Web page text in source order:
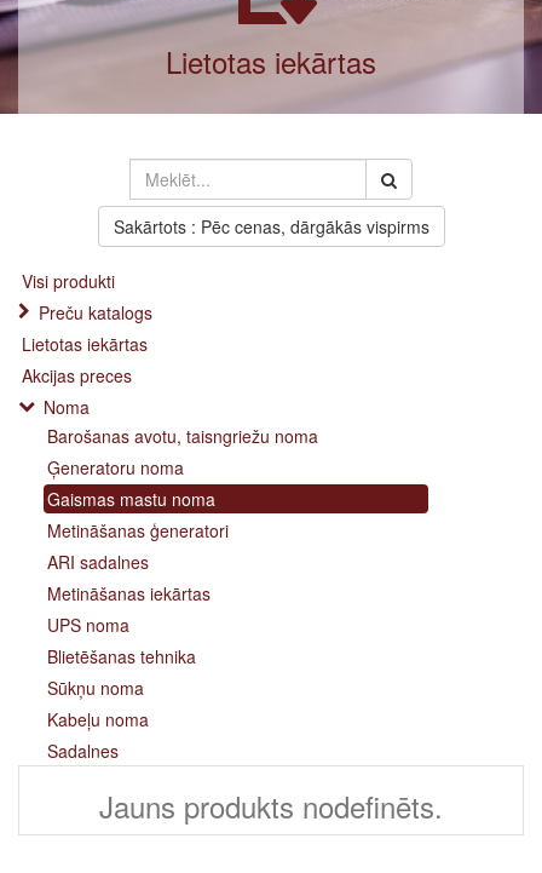
Lietotas iekārtas
Sakārtots : Pēc cenas, dārgākās vispirms
Visi produkti
Preču katalogs
Lietotas iekārtas
Akcijas preces
Noma
Barošanas avotu, taisngriežu noma
Ģeneratoru noma
Gaismas mastu noma
Metināšanas ģeneratori
ARI sadalnes
Metināšanas iekārtas
UPS noma
Blietēšanas tehnika
Sūkņu noma
Kabeļu noma
Sadalnes
Jauns produkts nodefinēts.